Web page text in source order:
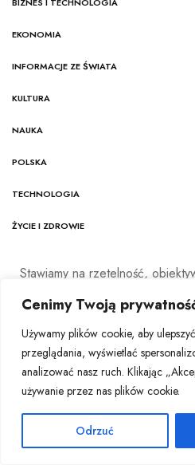
Cenimy Twoją
Używamy plików cookie, aby
przeglądania, wyświetlać
analizować nasz ruch. Klikając
używanie przez nas plików cookie.
Odrzuć
BIZNES I TECHNOLOGIA
EKONOMIA
INFORMACJE ZE ŚWIATA
KULTURA
NAUKA
POLSKA
TECHNOLOGIA
ŻYCIE I ZDROWIE
Stawiamy na rzetelność,
najnowsze trendy w
dostarczać treści najwyższej
potrzeby współczesnego
Echo Biznesu
Echo Biznesu to dynamiczna